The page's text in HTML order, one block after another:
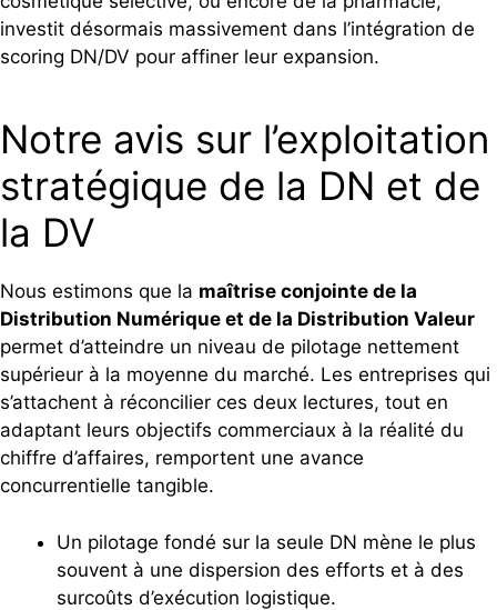
investit désormais massivement dans l’intégration de
scoring DN/DV pour affiner leur expansion.
Notre avis sur l’exploitation
stratégique de la DN et de
la DV
Nous estimons que la maîtrise conjointe de la
Distribution Numérique et de la Distribution Valeur
permet d’atteindre un niveau de pilotage nettement
supérieur à la moyenne du marché. Les entreprises qui
s’attachent à réconcilier ces deux lectures, tout en
adaptant leurs objectifs commerciaux à la réalité du
chiffre d’affaires, remportent une avance
concurrentielle tangible.
Un pilotage fondé sur la seule DN mène le plus
souvent à une dispersion des efforts et à des
surcoûts d’exécution logistique.